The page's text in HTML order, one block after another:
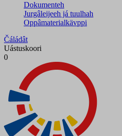
Dokumenteh
Jurgâleijeeh já tuulhah
Oppâmaterialkävppi
Čáládât
Uástuskoori
0